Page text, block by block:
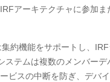
アーキテクチャに参加ま
約機能をサポートし、
テムは複数のメンバーデ
ビスの中断を防ぎ、デバ